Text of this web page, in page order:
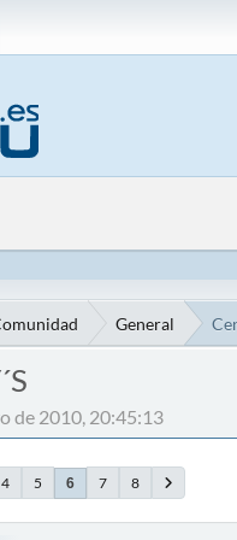
General
de 2010, 20:45:13
4 5 6 7 8